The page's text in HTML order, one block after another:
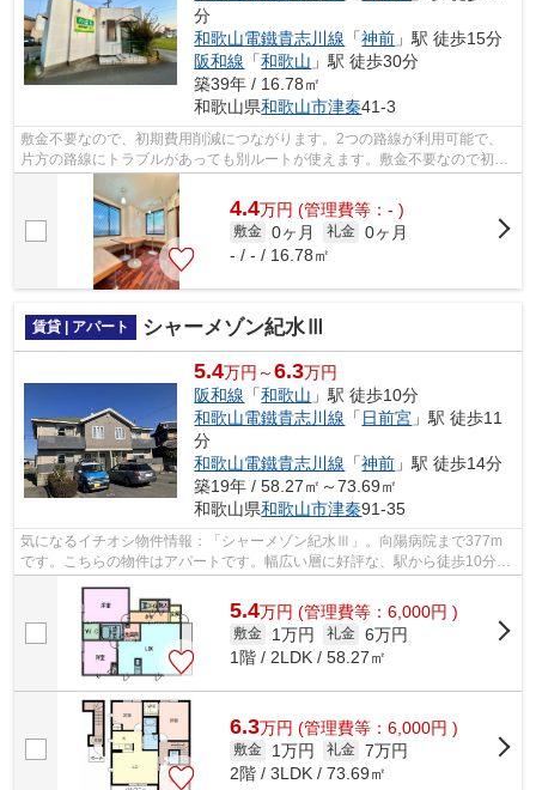
分
和歌山電鐵貴志川線 「神前 」駅 徒歩15分
阪和線 「和歌山 」駅 徒歩30分
築39年 / 16.78㎡
和歌山県和歌山市津秦41-3
敷金不要なので、初期費用削減につながります。2つの路線が利用可能で、
片方の路線にトラブルがあっても別ルートが使えます。敷金不要なので初期
費用を抑えたい方におすすめです。
4.4万円 (管理費等：- )
敷金 0ヶ月 礼金 0ヶ月
- / - / 16.78㎡
賃貸 | アパート シャーメゾン紀水Ⅲ
5.4万円～6.3万円
阪和線 「和歌山 」駅 徒歩10分
和歌山電鐵貴志川線 「 日前宮 」駅 徒歩11
分
和歌山電鐵貴志川線 「神前 」駅 徒歩14分
築19年 / 58.27㎡～73.69㎡
和歌山県和歌山市津秦91-35
気になるイチオシ物件情報：「シャーメゾン紀水Ⅲ」。向陽病院まで377m
です。こちらの物件はアパートです。幅広い層に好評な、駅から徒歩10分に
5.4万円 (管理費等：6,000円 )
敷金 1万円 礼金 6万円
1階 / 2LDK / 58.27㎡
6.3万円 (管理費等：6,000円 )
敷金 1万円 礼金 7万円
2階 / 3LDK / 73.69㎡